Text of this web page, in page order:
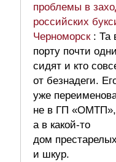
проблемы в
российских
Черноморск : Та
порту почти
сидят и кто
от безнадеги.
уже
не в ГП «ОМТП»,
а в какой-то
дом
и шкур.